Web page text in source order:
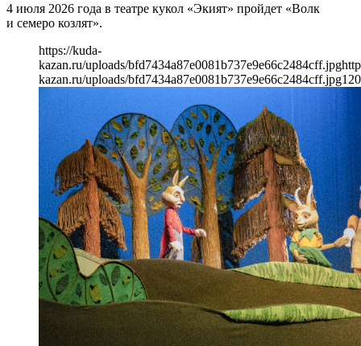
4 июля 2026 года в театре кукол «Экият» пройдет «Волк
и семеро козлят».
https://kuda-
kazan.ru/uploads/bfd7434a87e0081b737e9e66c2484cff.jpg
kazan.ru/uploads/bfd7434a87e0081b737e9e66c2484cff.jpg